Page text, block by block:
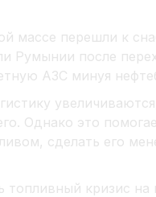
массе перешли к
Румынии после
АЗС минуя
Однако это
сделать его
топливный кризис